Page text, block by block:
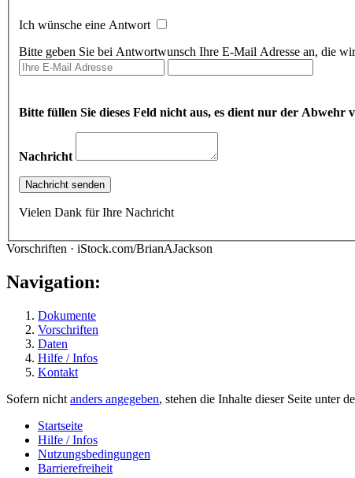
Ich wünsche eine Antwort
Bitte geben Sie bei Antwortwunsch Ihre E-Mail Adresse an, die
Bitte füllen Sie dieses Feld nicht aus, es dient nur der Abwehr
Nachricht
Vielen Dank für Ihre Nachricht
Vorschriften · iStock.com/BrianAJackson
Navigation:
Dokumente
Vorschriften
Daten
Hilfe / Infos
Kontakt
Sofern nicht anders angegeben, stehen die Inhalte dieser Seite unter
Startseite
Hilfe / Infos
Nutzungsbedingungen
Barrierefreiheit